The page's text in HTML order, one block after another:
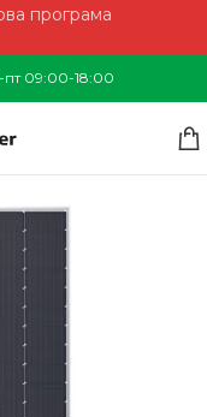
програма
пт 09:00-18:00